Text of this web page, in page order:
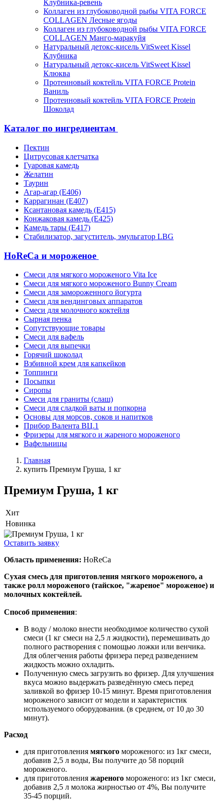
Клубника-ревень
Коллаген из глубоководной рыбы VITA FORCE
COLLAGEN Лесные ягоды
Коллаген из глубоководной рыбы VITA FORCE
COLLAGEN Манго-маракуйя
Натуральный детокс-кисель VitSweet Kissel
Клубника
Натуральный детокс-кисель VitSweet Kissel
Клюква
Протеиновый коктейль VITA FORCE Protein
Ваниль
Протеиновый коктейль VITA FORCE Protein
Шоколад
Каталог по ингредиентам
Пектин
Цитрусовая клетчатка
Гуаровая камедь
Желатин
Таурин
Агар-агар (Е406)
Каррагинан (Е407)
Ксантановая камедь (Е415)
Конжаковая камедь (Е425)
Камедь тары (Е417)
Стабилизатор, загуститель, эмульгатор LBG
HoReCa и мороженое
Смеси для мягкого мороженого Vita Ice
Смеси для мягкого мороженого Bunny Cream
Смеси для замороженного йогурта
Смеси для вендинговых аппаратов
Смеси для молочного коктейля
Сырная пенка
Сопутствующие товары
Смеси для вафель
Смеси для выпечки
Горячий шоколад
Взбивной крем для капкейков
Топпинги
Посыпки
Сиропы
Смеси для граниты (слаш)
Смеси для сладкой ваты и попкорна
Основы для морсов, соков и напитков
Прибор Валента ВЦ.1
Фризеры для мягкого и жареного мороженого
Вафельницы
Главная
купить Премиум Груша, 1 кг
Премиум Груша, 1 кг
Хит
Новинка
Оставить заявку
Область применения: HoReCa
Сухая смесь для приготовления мягкого мороженого, а
также ролл мороженого (тайское, "жареное" мороженое) и
молочных коктейлей.
Способ применения:
В воду / молоко внести необходимое количество сухой
смеси (1 кг смеси на 2,5 л жидкости), перемешивать до
полного растворения с помощью ложки или венчика.
Для облегчения работы фризера перед разведением
жидкость можно охладить.
Полученную смесь загрузить во фризер. Для улучшения
вкуса можно выдержать разведённую смесь перед
заливкой во фризер 10-15 минут. Время приготовления
мороженого зависит от модели и характеристик
используемого оборудования. (в среднем, от 10 до 30
минут).
Расход
для приготовления мягкого мороженого: из 1кг смеси,
добавив 2,5 л воды, Вы получите до 58 порций
мороженого.
для приготовления жареного мороженого: из 1кг смеси,
добавив 2,5 л молока жирностью от 4%, Вы получите
35-45 порций.